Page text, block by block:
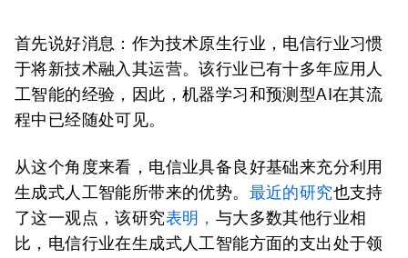
首先说好消息：作为技术原生行业，电信行业习惯
于将新技术融入其运营。该行业已有十多年应用人
工智能的经验，因此，机器学习和预测型AI在其流
程中已经随处可见。
从这个角度来看，电信业具备良好基础来充分利用
生成式人工智能所带来的优势。 最近的研究也支持
了这一观点，该研究表明， 与大多数其他行业相
比，电信行业在生成式人工智能方面的支出处于领